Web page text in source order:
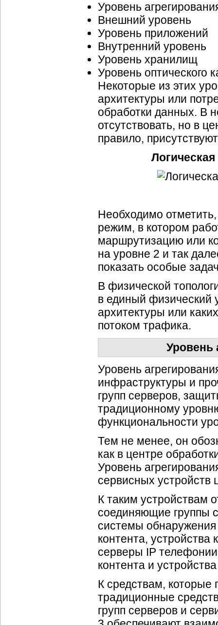
Уровень
Внешний уровень
Уровень приложений
Внутренний уровень
Уровень хранилищ
Уровень оптического
Некоторые из этих
архитектуры или
обработки данных. В
отсутствовать, но в
правило,
Необходимо
режим, в котором
маршрутизацию или
на уровне 2 и так
показать особые
В физической
в единый физический
архитектуры или
потоком трафика.
Уровень
Уровень
инфраструктуры и
групп серверов,
традиционному
функциональности
Тем не менее, он
как в центре
Уровень
сервисных устройств
К таким устройствам
соединяющие группы
системы
контента,
серверы IP
контента и
К средствам, которые
традиционные
групп серверов и